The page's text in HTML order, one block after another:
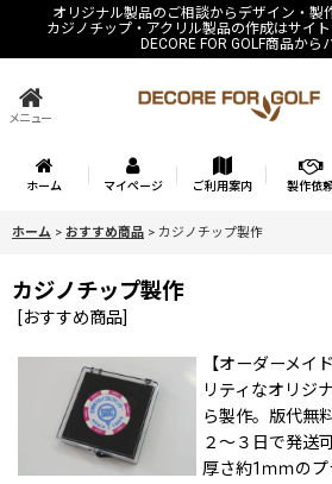
オリジナル製品のご相談からデザイン・製
カジノチップ・アクリル製品の作成はサイト
DECORE FOR GOLF商品から
メニュー
ホーム マイページ ご利用案内 製作依
ホーム > おすすめ商品 > カジノチップ製作
カジノチップ製作
[おすすめ商品]
【オーダーメイ
リティなオリジ
ら製作。版代無
２〜３日で発送
厚さ約1ｍｍの